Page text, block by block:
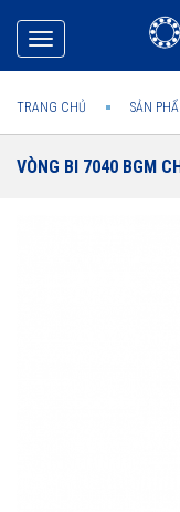
Toggle
navigation
TRANG CHỦ SẢN
VÒNG BI 7040 BGM